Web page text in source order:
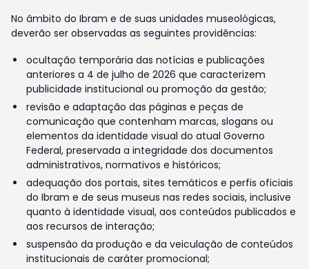
No âmbito do Ibram e de suas unidades museológicas,
deverão ser observadas as seguintes providências:
ocultação temporária das notícias e publicações
anteriores a 4 de julho de 2026 que caracterizem
publicidade institucional ou promoção da gestão;
revisão e adaptação das páginas e peças de
comunicação que contenham marcas, slogans ou
elementos da identidade visual do atual Governo
Federal, preservada a integridade dos documentos
administrativos, normativos e históricos;
adequação dos portais, sites temáticos e perfis oficiais
do Ibram e de seus museus nas redes sociais, inclusive
quanto à identidade visual, aos conteúdos publicados e
aos recursos de interação;
suspensão da produção e da veiculação de conteúdos
institucionais de caráter promocional;